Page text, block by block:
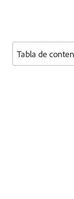
Tabla de